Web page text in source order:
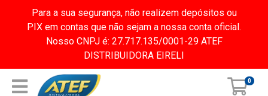
Para a sua segurança, não realizem depósitos ou
PIX em contas que não sejam a nossa conta oficial.
Nosso CNPJ é: 27.717.135/0001-29 ATEF
DISTRIBUIDORA EIRELI
0